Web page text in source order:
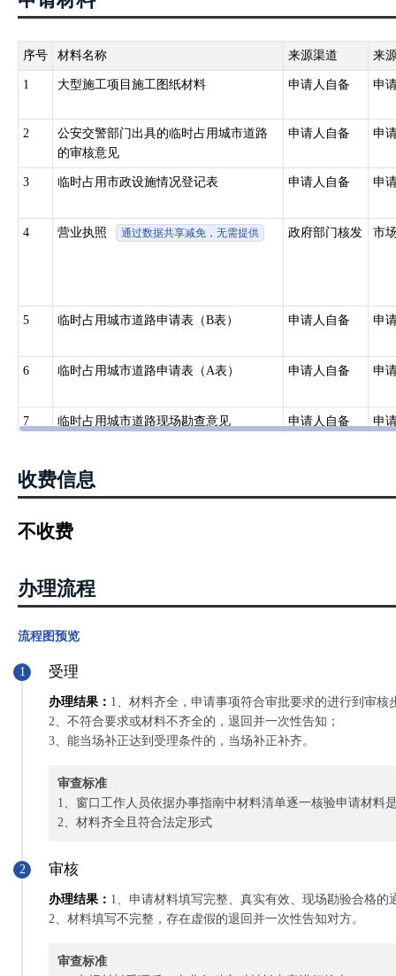
项：城市桥梁上架设各类市政管线审批，实施机关：所在城市的市人
路审批’、‘依附于城市道路建设各种管线、杆线等设施审批’、‘城市
序号 材料名称 来源渠道 来
1 大型施工项目施工图纸材料 申请人自备 申
2
公安交警部门出具的临时占用城市道路
的审核意见
申请人自备 申
3 临时占用市政设施情况登记表 申请人自备 申
4 营业执照 通过数据共享减免，无需提供 政府部门核发 市
5 临时占用城市道路申请表（B表） 申请人自备 申
6 临时占用城市道路申请表（A表） 申请人自备 申
7 临时占用城市道路现场勘查意见 申请人自备 申
8 中华人民共和国居民身份证
告知承诺书
收费信息
不收费
办理流程
流程图预览
1 受理
办理结果： 1、材料齐全，申请事项符合审批要求的进行到审核
2、不符合要求或材料不齐全的，退回并一次性告知；
3、能当场补正达到受理条件的，当场补正补齐。
审查标准
1、窗口工作人员依据办事指南中材料清单逐一核验申请材料
2、材料齐全且符合法定形式
2 审核
办理结果： 1、申请材料填写完整、真实有效、现场勘验合格的
2、材料填写不完整，存在虚假的退回并一次性告知对方。
审查标准